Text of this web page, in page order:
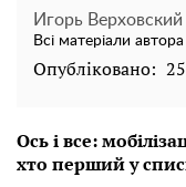
Игорь Верховский
Всі матеріали автора
Опубліковано:
Ось і все:
хто перший у